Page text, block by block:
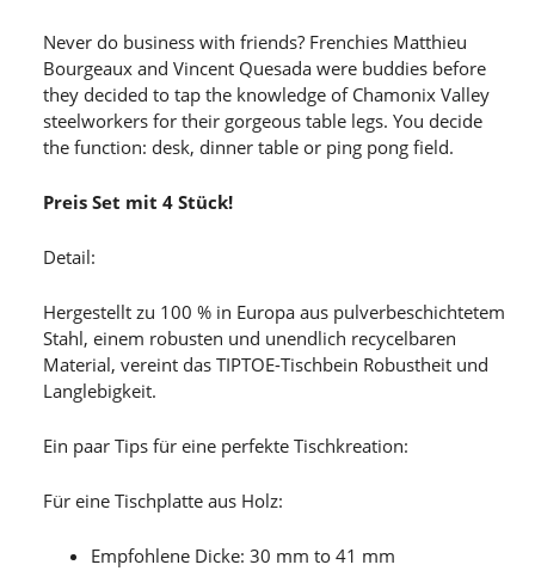
Never do business with friends? Frenchies Matthieu
Bourgeaux and Vincent Quesada were buddies before
they decided to tap the knowledge of Chamonix Valley
steelworkers for their gorgeous table legs. You decide
the function: desk, dinner table or ping pong field.
Preis Set mit 4 Stück!
Detail:
Hergestellt zu 100 % in Europa aus pulverbeschichtetem
Stahl, einem robusten und unendlich recycelbaren
Material, vereint das TIPTOE-Tischbein Robustheit und
Langlebigkeit.
Ein paar Tips für eine perfekte Tischkreation:
Für eine Tischplatte aus Holz:
Empfohlene Dicke: 30 mm to 41 mm